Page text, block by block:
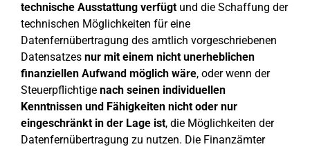
technische Ausstattung verfügtund die Schaffung der
technischen Möglichkeiten für eine
Datenfernübertragung des amtlich vorgeschriebenen
Datensatzes nur mit einem nicht unerheblichen
finanziellen Aufwand möglich wäre, oder wenn der
Steuerpflichtige nach seinen individuellen
Kenntnissen und Fähigkeiten nicht oder nur
eingeschränkt in der Lage ist, die Möglichkeiten der
Datenfernübertragung zu nutzen. Die Finanzämter